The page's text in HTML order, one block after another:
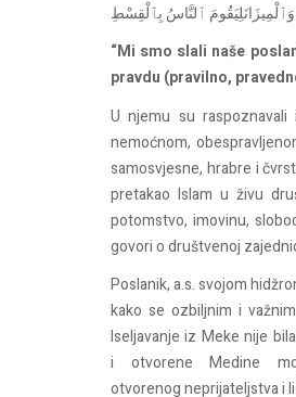
وَٱلْمِيزَانَلِيَقُومَ ٱلنَّاسُ بِٱلْقِسْطِ
“Mi smo slali naše
pravdu (pravilno,
Unjemu su raspoznavali i
nemoćnom,
samosvjesne, hrabre i
pretakao Islam u živu
potomstvo, imovinu,
govoriodruštvenoj
Poslanik,a.s.svojom
kako seozbiljnim i
Iseljavanje iz Mekenije bila
i otvorene Medine
otvorenogneprijateljstvai